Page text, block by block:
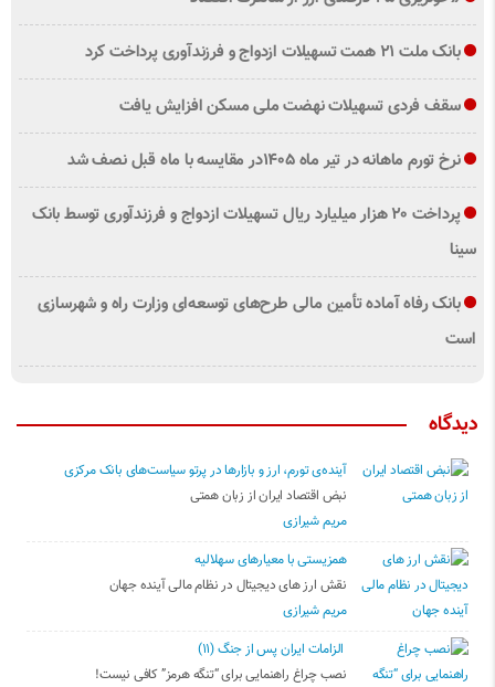
بانک ملت ۲۱ همت تسهیلات ازدواج و فرزندآوری پرداخت کرد
سقف فردی تسهیلات نهضت ملی مسکن افزایش یافت
نرخ تورم ماهانه در تیر ماه ۱۴۰۵در مقایسه با ماه قبل نصف شد
پرداخت ۲۰ هزار میلیارد ریال تسهیلات ازدواج و فرزند‌آوری توسط بانک
سینا
بانک رفاه آماده تأمین مالی طرح‌های توسعه‌ای وزارت راه و شهرسازی
است
دیدگاه
آینده‌ی تورم، ارز و بازارها در پرتو سیاست‌های بانک مرکزی
نبض اقتصاد ایران از زبان همتی
مریم شیرازی
همزیستی با معیارهای سهلالیه
نقش ارز های دیجیتال در نظام مالی آینده جهان
مریم شیرازی
الزامات ایران پس از جنگ (۱۱)
نصب چراغ راهنمایی برای “تنگه هرمز” کافی نیست!